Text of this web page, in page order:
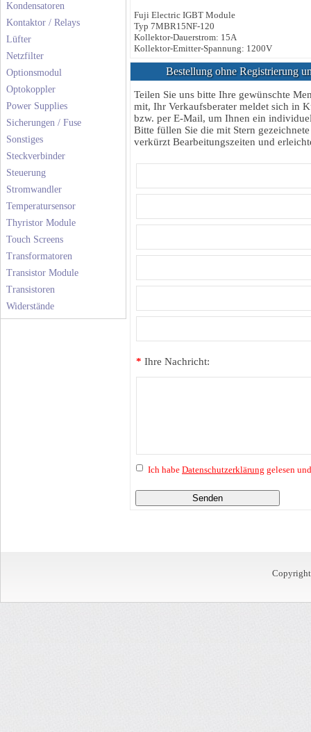
Kondensatoren
Kontaktor / Relays
Lüfter
Netzfilter
Optionsmodul
Optokoppler
Power Supplies
Sicherungen / Fuse
Sonstiges
Steckverbinder
Steuerung
Stromwandler
Temperatursensor
Thyristor Module
Touch Screens
Transformatoren
Transistor Module
Transistoren
Widerstände
Fuji Electric IGBT Module
Typ 7MBR15NF-120
Kollektor-Dauerstrom: 15A
Kollektor-Emitter-Spannung: 1200V
Bestellung ohne Registrierung
Teilen Sie uns bitte Ihre gewünschte
mit, Ihr Verkaufsberater meldet sich in
bzw. per E-Mail, um Ihnen ein
Bitte füllen Sie die mit Stern
verkürzt Bearbeitungszeiten und
* Ihre Nachricht:
Ich habe Datenschutzerklärung gelesen
Senden